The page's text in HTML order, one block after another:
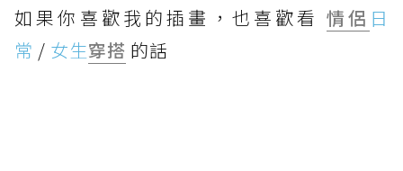
如果你喜歡我的插畫，也喜歡看 情侶 日
常 / 女生穿搭 的話